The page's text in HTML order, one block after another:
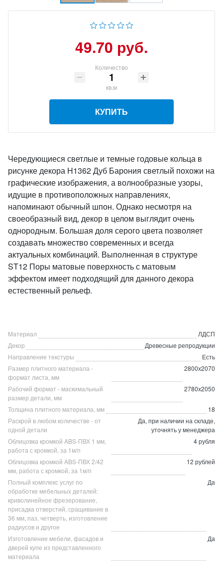
49.70 руб.
Количество
кв.м
КУПИТЬ
Чередующиеся светлые и темные годовые кольца в
рисунке декора H1362 Дуб Барония светлый похожи на
графические изображения, а волнообразные узоры,
идущие в противоположных направлениях,
напоминают обычный шпон. Однако несмотря на
своеобразный вид, декор в целом выглядит очень
однородным. Большая доля серого цвета позволяет
создавать множество современных и всегда
актуальных комбинаций. Выполненная в структуре
ST12 Поры матовые поверхность с матовым
эффектом имеет подходящий для данного декора
естественный рельеф.
Материал
ЛДСП
Декор
Древесные репродукции
Направление текстуры
Есть
Размер плитного материала -
формат листа, мм
2800х2070
Рабочий формат - маскимальный
размер детали, мм
2780х2050
Толщина плитного материала, мм
18
Раскрой в любом количестве - от
одной детали
Да, при наличии на складе,
уточнять у менеджера
Облицовка кромкой ABS-ПВХ 1 мм,
работа с кромкой, за 1м/п
4 рубля
Облицовка кромкой ABS-ПВХ 2/42
мм, работа с кромкой, за 1м/п
12 рублей
Полный комплекс услуг по
обработке мебельных деталей:
криволинейное фрезерование,
присадка отверстий, сращивание в
36 мм, паз, четверть, изготовление
радиусов и другое
Да
Изготовление мебели, фасадов и
дверей купе из представленного
материала
Да